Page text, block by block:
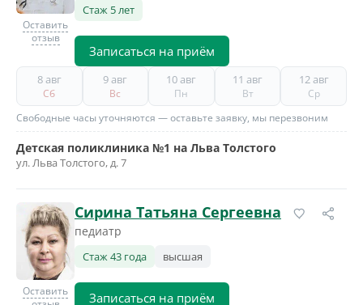
Оставить
отзыв
Стаж 5 лет
Записаться на приём
8 авг
Сб
9 авг
Вс
10 авг
Пн
11 авг
Вт
12 авг
Ср
Свободные часы уточняются — оставьте заявку, мы перезвоним
Детская поликлиника №1 на Льва Толстого
ул. Льва Толстого, д. 7
Оставить
Сирина Татьяна Сергеевна
педиатр
Стаж 43 года высшая
Записаться на приём